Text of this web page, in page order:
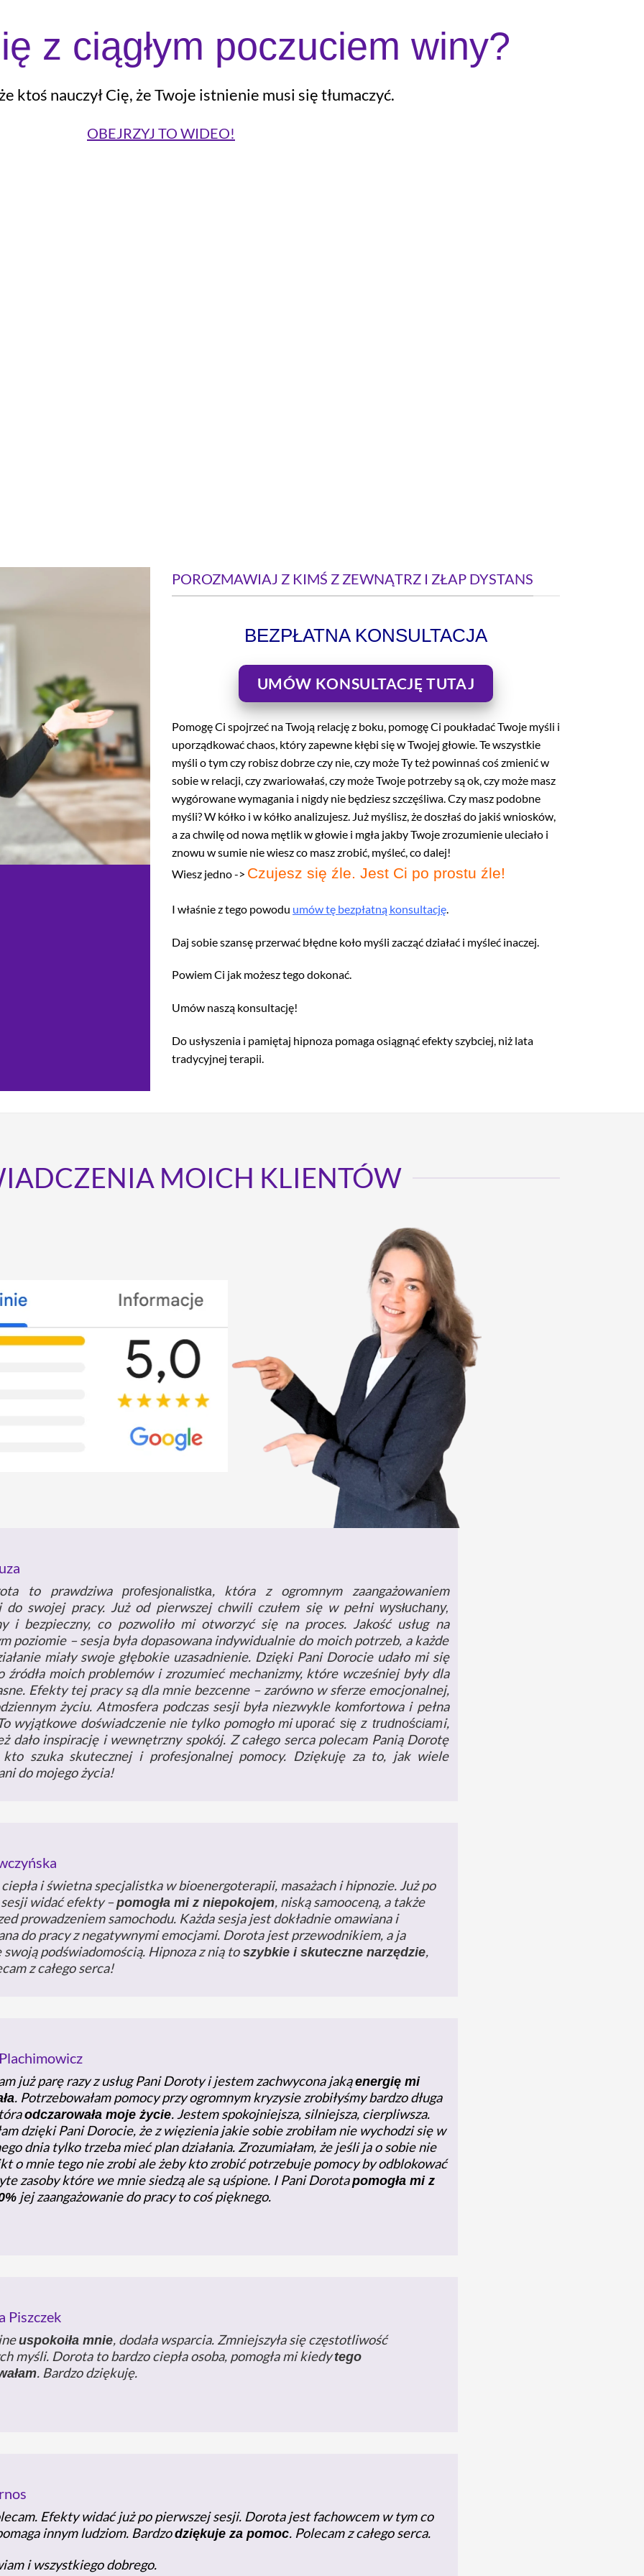
z ciągłym poczuciem winy?
ktoś nauczył Cię, że Twoje istnienie musi się tłumaczyć.
OBEJRZYJ TO WIDEO!
POROZMAWIAJ Z KIMŚ Z ZEWNĄTRZ I ZŁAP DYSTANS
BEZPŁATNA KONSULTACJA
UMÓW KONSULTACJĘ TUTAJ
Pomogę Ci spojrzeć na Twoją relację z boku, pomogę Ci poukładać Twoje myśli i
uporządkować chaos, który zapewne kłębi się w Twojej głowie. Te wszystkie
myśli o tym czy robisz dobrze czy nie, czy może Ty też powinnaś coś zmienić w
sobie w relacji, czy zwariowałaś, czy może Twoje potrzeby są ok, czy może masz
wygórowane wymagania i nigdy nie będziesz szczęśliwa. Czy masz podobne
myśli? W kółko i w kółko analizujesz. Już myślisz, że doszłaś do jakiś wniosków,
a za chwilę od nowa mętlik w głowie i mgła jakby Twoje zrozumienie uleciało i
znowu w sumie nie wiesz co masz zrobić, myśleć, co dalej!
Wiesz jedno -> Czujesz się źle. Jest Ci po prostu źle!
I właśnie z tego powodu umów tę bezpłatną konsultację
Daj sobie szansę przerwać błędne koło myśli zacząć działać i myśleć inaczej.
Powiem Ci jak możesz tego dokonać.
Umów naszą konsultację!
Do usłyszenia i pamiętaj hipnoza pomaga osiągnąć efekty szybciej, niż lata
tradycyjnej terapii.
MOICH KLIENTÓW
to prawdziwa profesjonalistka, która z ogromnym zaangażowaniem
do swojej pracy. Już od pierwszej chwili czułem się w pełni wysłuchany,
i bezpieczny, co pozwoliło mi otworzyć się na proces. Jakość usług na
poziomie – sesja była dopasowana indywidualnie do moich potrzeb, a każde
miały swoje głębokie uzasadnienie. Dzięki Pani Dorocie udało mi się
źródła moich problemów i zrozumieć mechanizmy, które wcześniej były dla
Efekty tej pracy są dla mnie bezcenne – zarówno w sferze emocjonalnej,
życiu. Atmosfera podczas sesji była niezwykle komfortowa i pełna
wyjątkowe doświadczenie nie tylko pomogło miuporać się z trudnościami,
dało inspirację i wewnętrzny spokój. Z całego serca polecam Panią Dorotę
kto szuka skutecznej i profesjonalnej pomocy. Dziękuję za to, jak wiele
do mojego życia!
i świetna specjalistka w bioenergoterapii, masażach i hipnozie. Już po
widać efekty –pomogła mi z niepokojem, niską samooceną, a także
prowadzeniem samochodu. Każda sesja jest dokładnie omawiana i
do pracy z negatywnymi emocjami. Dorota jest przewodnikiem, a ja
swoją podświadomością. Hipnoza z nią toszybkie i skuteczne narzędzie,
z całego serca!
już parę razy z usług Pani Doroty i jestem zachwycona jakąenergię mi
. Potrzebowałam pomocy przy ogromnym kryzysie zrobiłyśmy bardzo długa
odczarowała moje życie. Jestem spokojniejsza, silniejsza, cierpliwsza.
dzięki Pani Dorocie, że z więzienia jakie sobie zrobiłam nie wychodzi się w
dnia tylko trzeba mieć plan działania. Zrozumiałam, że jeśli ja o sobie nie
o mnie tego nie zrobi ale żeby kto zrobić potrzebuje pomocy by odblokować
zasoby które we mnie siedzą ale są uśpione. I Pani Dorotapomogła mi z
jej zaangażowanie do pracy to coś pięknego.
Piszczek
uspokoiła mnie, dodała wsparcia. Zmniejszyła się częstotliwość
myśli. Dorota to bardzo ciepła osoba, pomogła mi kiedytego
. Bardzo dziękuję.
Efekty widać już po pierwszej sesji. Dorota jest fachowcem w tym co
innym ludziom. Bardzodziękuje za pomoc. Polecam z całego serca.
i wszystkiego dobrego.